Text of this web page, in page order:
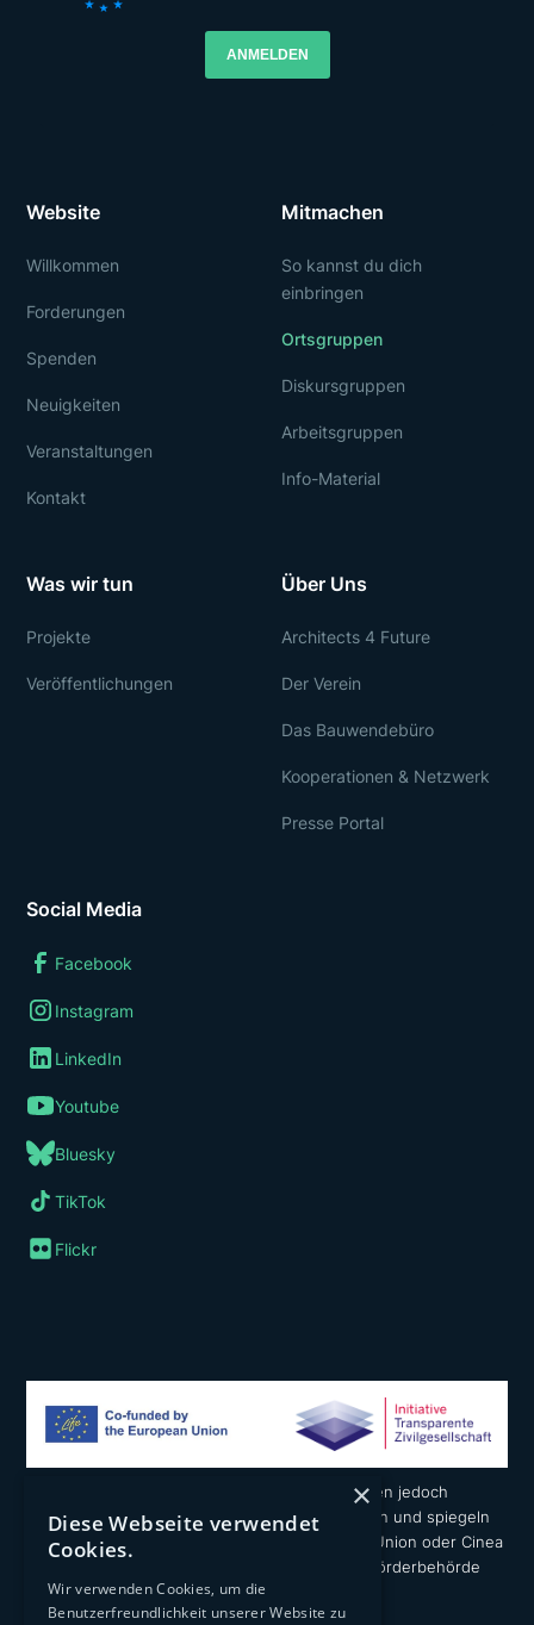
ANMELDEN
Website
Willkommen
Forderungen
Spenden
Neuigkeiten
Veranstaltungen
Kontakt
Mitmachen
So kannst du dich
einbringen
Ortsgruppen
Diskursgruppen
Arbeitsgruppen
Info-Material
Social Media
Facebook
Instagram
LinkedIn
Youtube
Bluesky
TikTok
Flickr
Was wir tun
Projekte
Veröffentlichungen
Über Uns
Architects 4 Future
Der Verein
Das Bauwendebüro
Kooperationen & Netzwerk
Presse Portal
Die geäußerten Ansichten und Meinungen liegen jedoch
ausschließlich in der Verantwortung der Autoren und spiegeln
nicht notwendigerweise die der Europäischen Union oder Cinea
wider. Weder die Europäische Union noch die Förderbehörde
können dafür verantwortlich gemacht werden.
×
Diese Webseite verwendet
Cookies.
Wir verwenden Cookies, um die
Benutzerfreundlichkeit unserer Website zu